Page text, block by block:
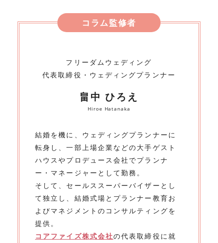
コラム監修者
フリーダムウェディング
代表取締役・ウェディングプランナー
畠中 ひろえ
Hiroe Hatanaka
結婚を機に、ウェディングプランナーに
転身し、一部上場企業などの大手ゲスト
ハウスやプロデュース会社でプランナ
ー・マネージャーとして勤務。
そして、セールススーパーバイザーとし
て独立し、結婚式場とプランナー教育お
よびマネジメントのコンサルティングを
提供。
コアファイズ株式会社の代表取締役に就